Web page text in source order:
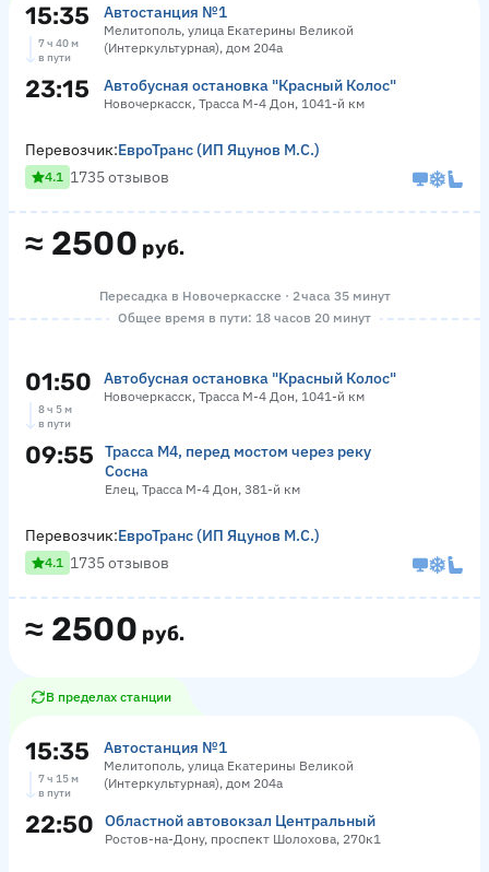
15:35 Автостанция №1
Мелитополь, улица Екатерины Великой
(Интеркультурная), дом 204а
7 ч 40 м
в пути
23:15 Автобусная остановка "Красный Колос"
Новочеркасск, Трасса М-4 Дон, 1041-й км
≈ 2500 руб.
Перевозчик:ЕвроТранс (ИП Яцунов М.С.)
4.1 1735 отзывов
Пересадка в Новочеркасске · 2 часа 35 минут
Общее время в пути: 18 часов 20 минут
01:50 Автобусная остановка "Красный Колос"
Новочеркасск, Трасса М-4 Дон, 1041-й км
8 ч 5 м
в пути
09:55
Трасса М4, перед мостом через реку
Сосна
Елец, Трасса М-4 Дон, 381-й км
≈ 2500 руб.
Перевозчик:ЕвроТранс (ИП Яцунов М.С.)
4.1 1735 отзывов
В пределах станции
15:35 Автостанция №1
Мелитополь, улица Екатерины Великой
(Интеркультурная), дом 204а
7 ч 15 м
в пути
22:50 Областной автовокзал Центральный
Ростов-на-Дону, проспект Шолохова, 270к1